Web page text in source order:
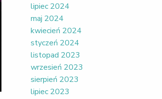
lipiec 2024
maj 2024
kwiecień 2024
styczeń 2024
listopad 2023
wrzesień 2023
sierpień 2023
lipiec 2023